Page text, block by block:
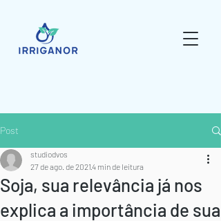
Post
Soja, sua relevância já nos
explica a importância de sua
studiodvos
27 de ago. de 20214 min de leitura